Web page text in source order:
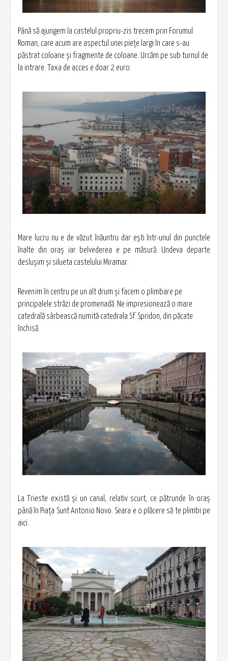
Până să ajungem la castelul propriu-zis trecem prin Forumul
Roman, care acum are aspectul unei pieţe largi în care s-au
păstrat coloane şi fragmente de coloane. Urcăm pe sub turnul de
la intrare. Taxa de acces e doar 2 euro.
Mare lucru nu e de văzut înăuntru dar eşti într-unul din punctele
înalte din oraş iar belvederea e pe măsură. Undeva departe
desluşim şi silueta castelului Miramar.
Revenim în centru pe un alt drum şi facem o plimbare pe
principalele străzi de promenadă. Ne impresionează o mare
catedrală sârbească numită catedrala Sf. Spridon, din păcate
închisă.
La Trieste există şi un canal, relativ scurt, ce pătrunde în oraş
până în Piaţa Sunt Antonio Novo. Seara e o plăcere să te plimbi pe
aici.